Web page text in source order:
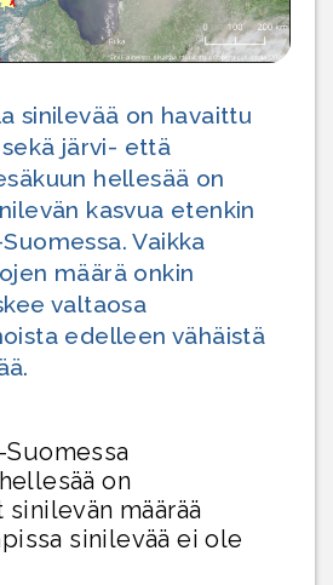
sinilevää on havaittu
järvi- että
hellesää on
kasvua etenkin
Vaikka
määrä onkin
valtaosa
edelleen vähäistä
Suomessa
on
määrää
sinilevää ei ole